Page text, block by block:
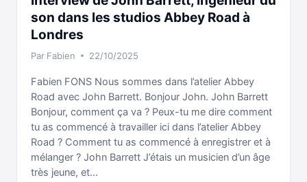
DE
OU
(AVEC
FRED)
son dans les studios Abbey Road à
Londres
Par Fabien 22/10/2025
Fabien FONS Nous sommes dans l’atelier Abbey
Road avec John Barrett. Bonjour John. John Barrett
Bonjour, comment ça va ? Peux-tu me dire comment
tu as commencé à travailler ici dans l’atelier Abbey
Road ? Comment tu as commencé à enregistrer et à
mélanger ? John Barrett J’étais un musicien d’un âge
très jeune, et…